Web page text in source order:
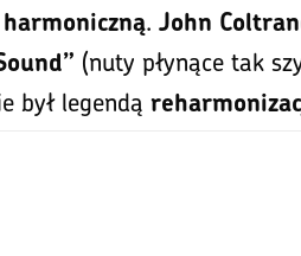
harmoniczną.John
(nuty płynące tak
był legendą